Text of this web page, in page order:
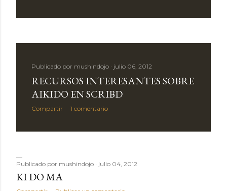
Publicado por mushindojo julio 06, 2012
RECURSOS INTERESANTES SOBRE
AIKIDO EN SCRIBD
Compartir 1 comentario
Publicado por mushindojo julio 04, 2012
KI DO MA